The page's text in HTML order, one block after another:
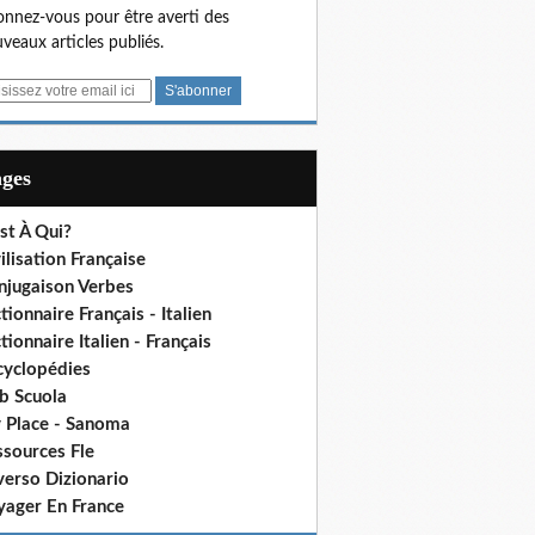
vous pour être averti des
articles publiés.
À Qui?
Française
Verbes
Français - Italien
Italien - Français
Scuola
Place - Sanoma
Fle
Dizionario
En France